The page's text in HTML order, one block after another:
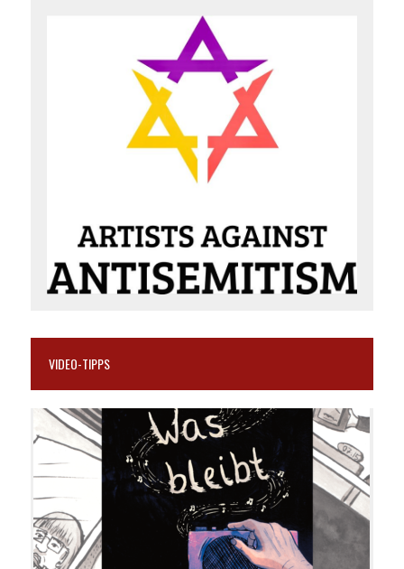
VIDEO-TIPPS